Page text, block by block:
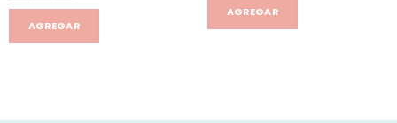
AGREGAR
AGREGAR